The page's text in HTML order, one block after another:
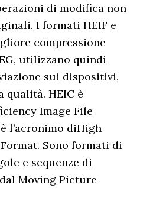
di modifica non
I formati HEIF e
compressione
utilizzano quindi
sui dispositivi,
qualità. HEIC è
Image File
l’acronimo diHigh
Sono formati di
e sequenze di
Moving Picture